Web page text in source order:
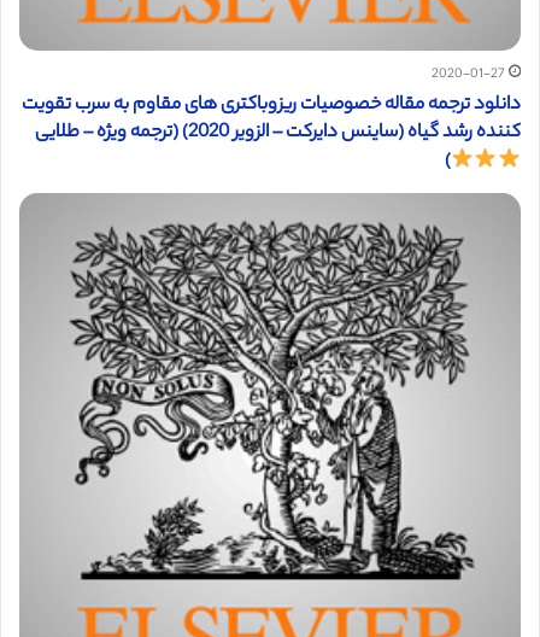
2020-01-27
دانلود ترجمه مقاله خصوصیات ریزوباکتری های مقاوم به سرب تقویت
کننده رشد گیاه (ساینس دایرکت – الزویر 2020) (ترجمه ویژه – طلایی
)